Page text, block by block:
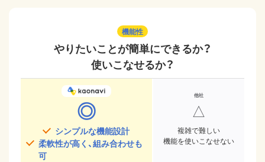
機能性
やりたいことが簡単にできるか？
使いこなせるか？
◎
シンプルな機能設計
柔軟性が高く、組み合わせも
可
△
複雑で難しい
機能を使いこなせない